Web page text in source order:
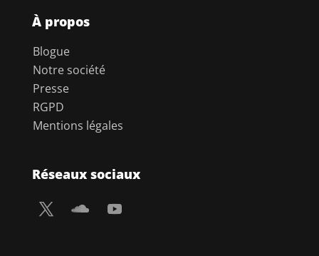
À propos
Blogue
Notre société
Presse
RGPD
Mentions légales
Réseaux sociaux